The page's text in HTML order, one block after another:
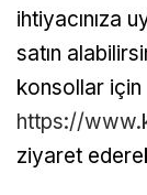
ihtiyacınıza
satın
konsollar için
https://
ziyaret